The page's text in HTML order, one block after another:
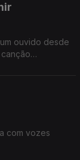
ouvido desde
com vozes